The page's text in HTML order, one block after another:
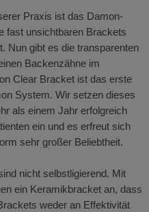
Praxis ist das Damon-
fast unsichtbaren Brackets
Nun gibt es die transparenten
Backenzähne im
Clear Bracket ist das erste
System. Wir setzen dieses
als einem Jahr erfolgreich
ein und es erfreut sich
sehr großer Beliebtheit.
nicht selbstligierend. Mit
ein Keramikbracket an, dass
weder an Effektivität